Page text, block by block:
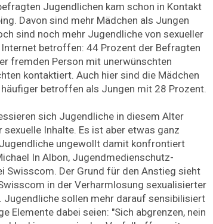
Jugendlichen kam schon in Kontakt
Davon sind mehr Mädchen als Jungen
sind noch mehr Jugendliche von sexueller
betroffen: 44 Prozent der Befragten
fremden Person mit unerwünschten
kontaktiert. Auch hier sind die Mädchen
betroffen als Jungen mit 28 Prozent.
sich Jugendliche in diesem Alter
Inhalte. Es ist aber etwas ganz
ungewollt damit konfrontiert
In Albon, Jugendmedienschutz-
Swisscom. Der Grund für den Anstieg sieht
in der Verharmlosung sexualisierter
Jugendliche sollen mehr darauf sensibilisiert
Elemente dabei seien: "Sich abgrenzen, nein